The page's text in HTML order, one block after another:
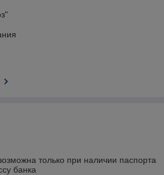
только при наличии паспорта
банка